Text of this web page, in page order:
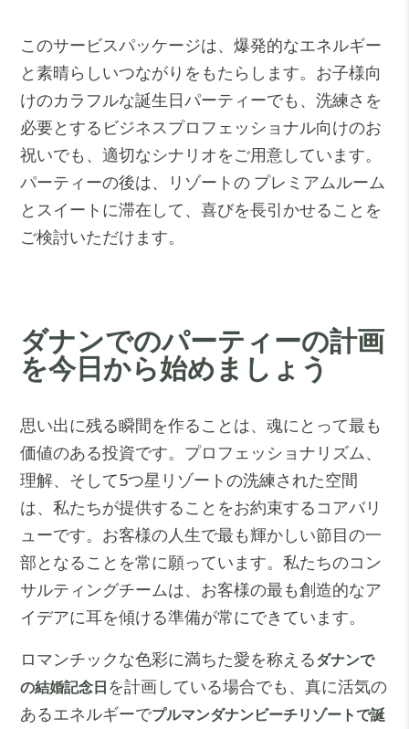
このサービスパッケージは、爆発的なエネルギー
と素晴らしいつながりをもたらします。お子様向
けのカラフルな誕生日パーティーでも、洗練さを
必要とするビジネスプロフェッショナル向けのお
祝いでも、適切なシナリオをご用意しています。
パーティーの後は、リゾートの プレミアムルーム
とスイート に滞在して、喜びを長引かせることを
ご検討いただけます。
ダナンでのパーテ​​ィーの計画
を今日から始めましょう
思い出に残る瞬間を作ることは、魂にとって最も
価値のある投資です。プロフェッショナリズム、
理解、そして5つ星リゾートの洗練された空間
は、私たちが提供することをお約束するコアバリ
ューです。お客様の人生で最も輝かしい節目の一
部となることを常に願っています。私たちのコン
サルティングチームは、お客様の最も創造的なア
イデアに耳を傾ける準備が常にできています。
ロマンチックな色彩に満ちた愛を称えるダナンで
の結婚記念日を計画している場合でも、真に活気の
あるエネルギーでプルマンダナンビーチリゾートで誕